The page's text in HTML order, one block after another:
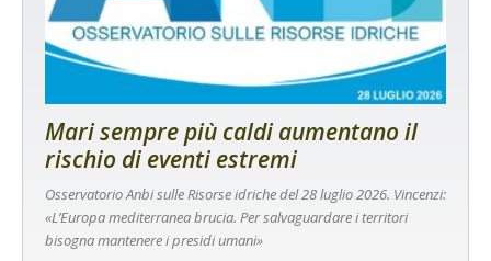
Mari sempre più caldi aumentano il
rischio di eventi estremi
Osservatorio Anbi sulle Risorse idriche del 28 luglio 2026. Vincenzi:
«L’Europa mediterranea brucia. Per salvaguardare i territori
bisogna mantenere i presidi umani»